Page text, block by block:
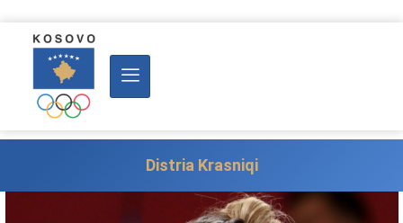
Distria Krasniqi